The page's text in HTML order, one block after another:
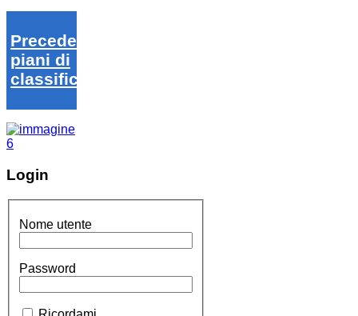
Precedenti
piani di
classifica
Login
Nome utente
Password